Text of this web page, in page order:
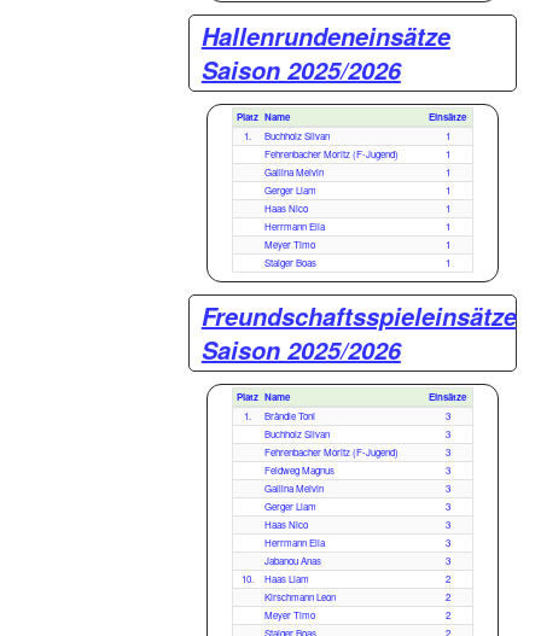
Hallenrundeneinsätze
Saison 2025/2026
Platz Name
Einsätze
1.
Buchholz Silvan
1
Fehrenbacher Moritz (F-Jugend)
1
Gallina Melvin
1
Gerger Liam
1
Haas Nico
1
Herrmann Elia
1
Meyer Timo
1
Staiger Boas
1
Freundschaftsspieleinsätze
Saison 2025/2026
Platz Name
Einsätze
1.
Brändle Toni
3
Buchholz Silvan
3
Fehrenbacher Moritz (F-Jugend)
3
Feldweg Magnus
3
Gallina Melvin
3
Gerger Liam
3
Haas Nico
3
Herrmann Elia
3
Jabanou Anas
3
10.
Haas Liam
2
Kirschmann Leon
2
Meyer Timo
2
Staiger Boas
2